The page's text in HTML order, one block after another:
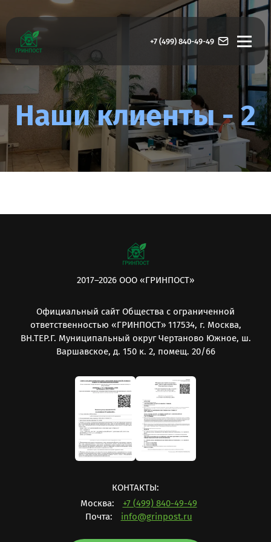
+7 (499) 840-49-49
Наши клиенты - 2
2017–2026 ООО «ГРИНПОСТ»
Официальный сайт Общества с ограниченной
ответственностью «ГРИНПОСТ» 117534, г. Москва,
ВН.ТЕР.Г. Муниципальный округ Чертаново Южное, ш.
Варшавское, д. 150 к. 2, помещ. 20/66
КОНТАКТЫ:
Москва:
+7 (499) 840-49-49
Почта:
info@grinpost.ru